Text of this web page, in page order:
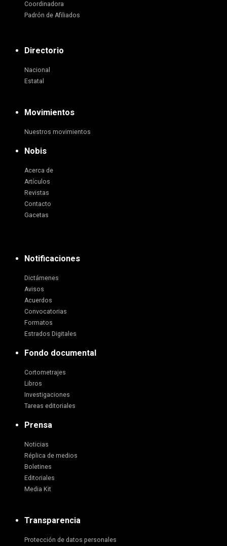
Coordinadora
Padrón de Afiliados
Directorio
Nacional
Estatal
Movimientos
Nuestros movimientos
Nobis
Acerca de
Artículos
Revistas
Contacto
Gacetas
Notificaciones
Dictámenes
Avisos
Acuerdos
Convocatorias
Formatos
Estrados Digitales
Fondo documental
Cortometrajes
Libros
Investigaciones
Tareas editoriales
Prensa
Noticias
Réplica de medios
Boletines
Editoriales
Media Kit
Transparencia
Protección de datos personales